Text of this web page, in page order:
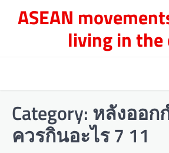
ASEAN
living in the
Category: หลังออก
ควรกินอะไร 7 11